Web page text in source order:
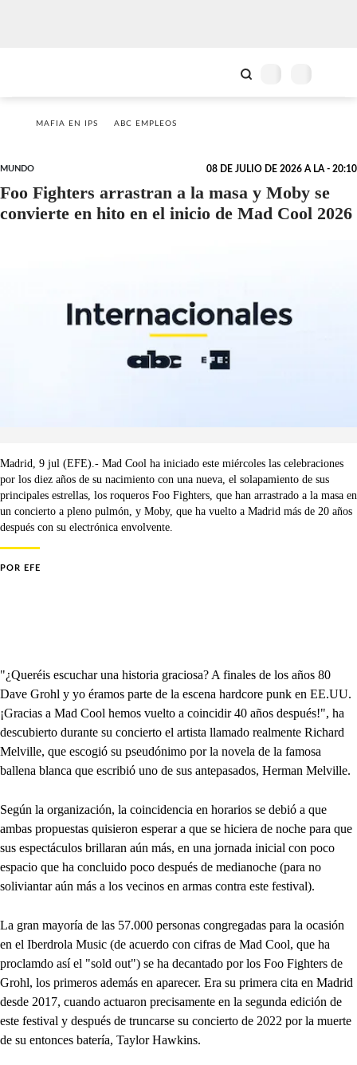
MAFIA EN IPS ABC EMPLEOS
MUNDO 08 DE JULIO DE 2026 A LA - 20:10
Foo Fighters arrastran a la masa y Moby se
convierte en hito en el inicio de Mad Cool 2026
Madrid, 9 jul (EFE).- Mad Cool ha iniciado este miércoles las celebraciones
por los diez años de su nacimiento con una nueva, el solapamiento de sus
principales estrellas, los roqueros Foo Fighters, que han arrastrado a la masa en
un concierto a pleno pulmón, y Moby, que ha vuelto a Madrid más de 20 años
después con su electrónica envolvente.
POR EFE
"¿Queréis escuchar una historia graciosa? A finales de los años 80
Dave Grohl y yo éramos parte de la escena hardcore punk en EE.UU.
¡Gracias a Mad Cool hemos vuelto a coincidir 40 años después!", ha
descubierto durante su concierto el artista llamado realmente Richard
Melville, que escogió su pseudónimo por la novela de la famosa
ballena blanca que escribió uno de sus antepasados, Herman Melville.
Según la organización, la coincidencia en horarios se debió a que
ambas propuestas quisieron esperar a que se hiciera de noche para que
sus espectáculos brillaran aún más, en una jornada inicial con poco
espacio que ha concluido poco después de medianoche (para no
soliviantar aún más a los vecinos en armas contra este festival).
La gran mayoría de las 57.000 personas congregadas para la ocasión
en el Iberdrola Music (de acuerdo con cifras de Mad Cool, que ha
proclamdo así el "sold out") se ha decantado por los Foo Fighters de
Grohl, los primeros además en aparecer. Era su primera cita en Madrid
desde 2017, cuando actuaron precisamente en la segunda edición de
este festival y después de truncarse su concierto de 2022 por la muerte
de su entonces batería, Taylor Hawkins.